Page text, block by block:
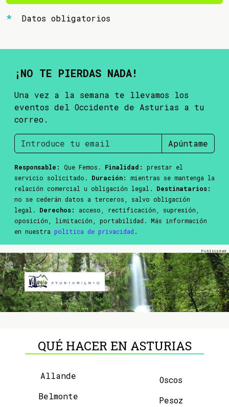
Datos obligatorios
¡NO TE PIERDAS NADA!
Una vez a la semana te llevamos los
eventos del Occidente de Asturias a tu
correo.
Apúntame
Responsable: Que Femos. Finalidad:
prestar el
servicio solicitado. Duración:
mientras se mantenga la
relación comercial u obligación legal. Destinatarios:
no se cederán datos a terceros, salvo obligación
legal. Derechos:
acceso, rectificación, supresión,
oposición, limitación, portabilidad. Más información
en nuestra política de privacidad .
QUÉ HACER EN ASTURIAS
Allande
Belmonte
Oscos
Pesoz